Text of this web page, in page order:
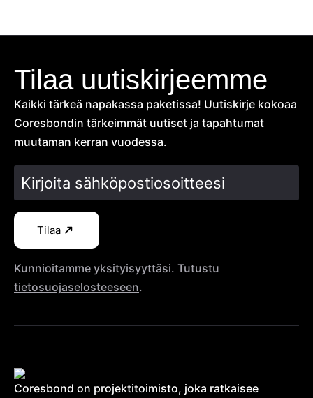
Tilaa uutiskirjeemme
Kaikki tärkeä napakassa paketissa! Uutiskirje kokoaa
Coresbondin tärkeimmät uutiset ja tapahtumat
muutaman kerran vuodessa.
Tilaa
Kunnioitamme yksityisyyttäsi. Tutustu
tietosuojaselosteeseen.
Coresbond on projektitoimisto, joka ratkaisee